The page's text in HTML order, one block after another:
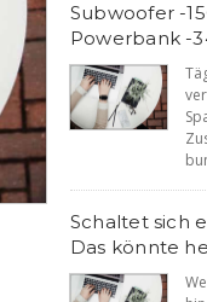
Subwoofer -
Powerbank -
Schaltet sich
Das könnte